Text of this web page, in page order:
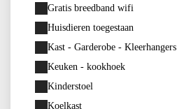
Gratis breedband wifi
Huisdieren toegestaan
Kast - Garderobe - Kleerhangers
Keuken - kookhoek
Kinderstoel
Koelkast